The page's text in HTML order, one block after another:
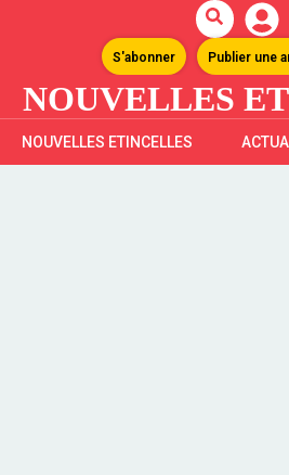
S'abonner Publier une
NOUVELLES
NOUVELLES ETINCELLES